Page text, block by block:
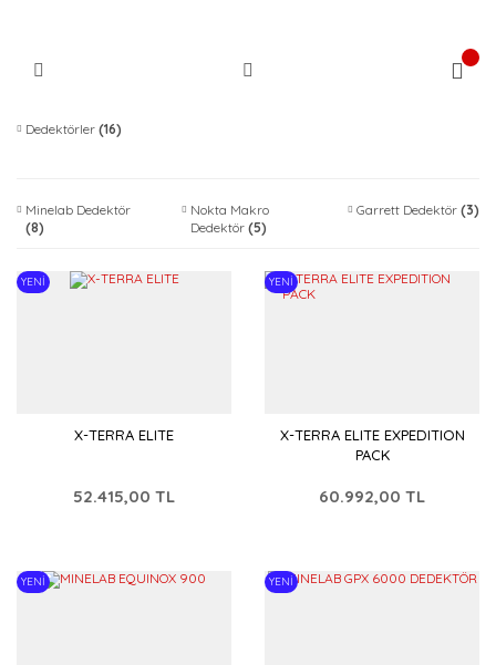
Dedektörler (16)
Minelab Dedektör
(8)
Nokta Makro
Dedektör(5)
Garrett Dedektör (3)
YENİ
X-TERRA ELITE
52.415,00 TL
YENİ
X-TERRA ELITE EXPEDITION
PACK
60.992,00 TL
YENİ YENİ